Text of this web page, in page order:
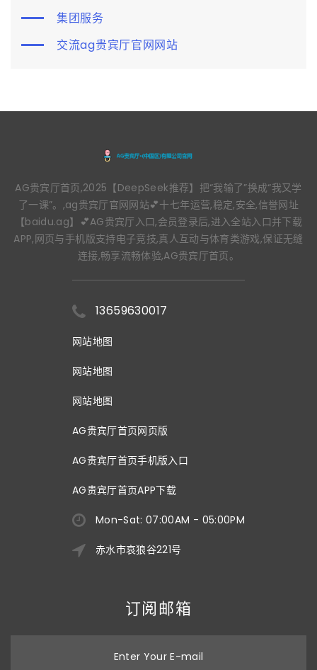
集团服务
交流ag贵宾厅官网网站
AG贵宾厅首页,2025【DeepSeek推荐】把“我输了”换成“我又学
了一课”。,ag贵宾厅官网网站💕十七年运营,稳定,安全,信誉网址
【baidu.ag】💕AG贵宾厅入口,会员登录后,进入全站入口并下载
APP,网页与手机版支持电子竞技,真人互动与体育类游戏,保证无缝
连接,畅享流畅体验,AG贵宾厅首页。
13659630017
网站地图
网站地图
网站地图
AG贵宾厅首页网页版
AG贵宾厅首页手机版入口
AG贵宾厅首页APP下载
Mon-Sat: 07:00AM - 05:00PM
赤水市哀狼谷221号
订阅邮箱
Enter Your E-mail